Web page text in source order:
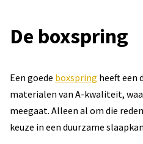
De boxspring
Een goede boxspring heeft een
materialen van A-kwaliteit,
meegaat. Alleen al om die
keuze in een duurzame